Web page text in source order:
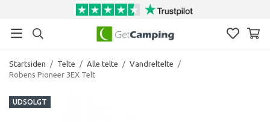
Startsiden / Telte / Alle telte / Vandreltelte
/
Robens Pioneer 3EX Telt
UDSOLGT